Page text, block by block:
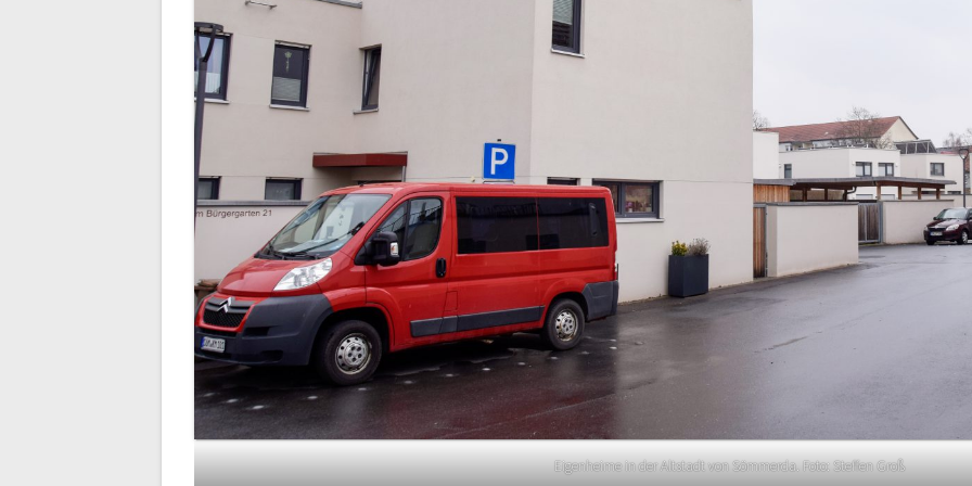
Eigenheime in der Altstadt von Sömmerda. Foto: Steffen Groß